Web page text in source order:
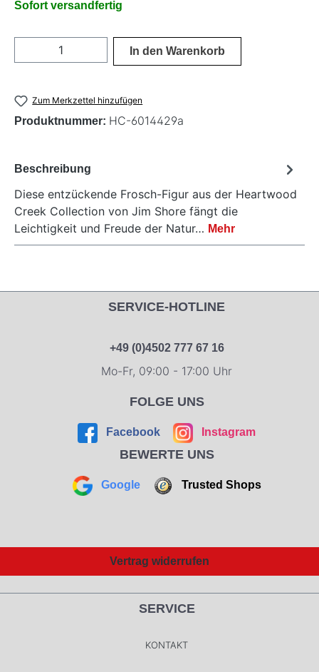
Sofort versandfertig
Produkt Anzahl: Gib den gewünschten
In den Warenkorb
Zum Merkzettel hinzufügen
Produktnummer: HC-6014429a
Beschreibung
Diese entzückende Frosch-Figur aus der Heartwood
Creek Collection von Jim Shore fängt die
Leichtigkeit und Freude der Natur… Mehr
SERVICE-HOTLINE
+49 (0)4502 777 67 16
Mo-Fr, 09:00 - 17:00 Uhr
FOLGE UNS
Facebook Instagram
BEWERTE UNS
Google Trusted Shops
Vertrag widerrufen
SERVICE
KONTAKT